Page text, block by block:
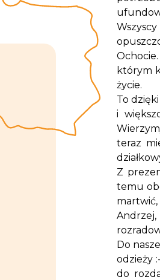
którym
życie.
To
i
teraz
Z
temu
martwić,
Do
odzieży
do